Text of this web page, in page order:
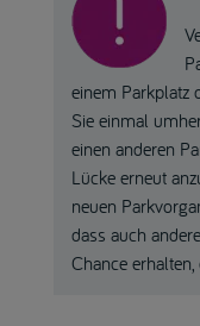
einem Parkplatz
Sie einmal
einen anderen
Lücke erneut
neuen
dass auch
Chance erhalten,